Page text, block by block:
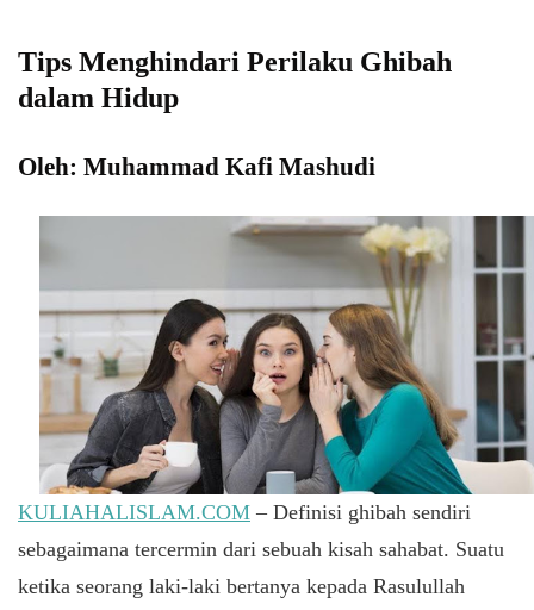
Tips Menghindari Perilaku Ghibah
dalam Hidup
Oleh: Muhammad Kafi Mashudi
KULIAHALISLAM.COM – Definisi ghibah sendiri
sebagaimana tercermin dari sebuah kisah sahabat. Suatu
ketika seorang laki-laki bertanya kepada Rasulullah